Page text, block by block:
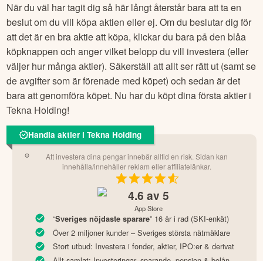
När du väl har tagit dig så här långt återstår bara att ta en
beslut om du vill köpa aktien eller ej. Om du beslutar dig för
att det är en bra aktie att köpa, klickar du bara på den blåa
köpknappen och anger vilket belopp du vill investera (eller
väljer hur många aktier). Säkerställ att allt ser rätt ut (samt se
de avgifter som är förenade med köpet) och sedan är det
bara att genomföra köpet. Nu har du köpt dina första aktier i
Tekna Holding!
Handla aktier i Tekna Holding
Att investera dina pengar innebär alltid en risk. Sidan kan
innehålla/innehåller reklam eller affiliatelänkar.
4.6 av 5
App Store
“Sveriges nöjdaste sparare” 16 år i rad (SKI-enkät)
Över 2 miljoner kunder – Sveriges största nätmäklare
Stort utbud: Investera i fonder, aktier, IPO:er & derivat